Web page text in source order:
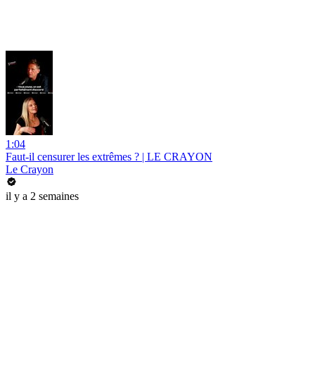
1:04
Faut-il censurer les extrêmes ? | LE CRAYON
Le Crayon
il y a 2 semaines